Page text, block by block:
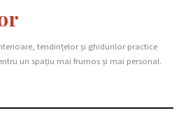
tendințelor și ghidurilor practice
un spațiu mai frumos și mai personal.